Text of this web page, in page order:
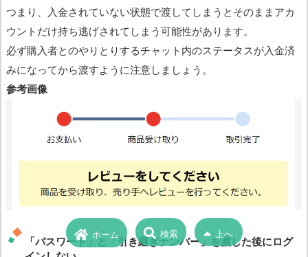
つまり、入金されていない状態で渡してしまうとそのままアカ
ウントだけ持ち逃げされてしまう可能性があります。
必ず購入者とのやりとりするチャット内のステータスが入金済
みになってから渡すように注意しましょう。
参考画像
「パスワード」と「引き継ぎナンバー」を渡した後にログ
ホーム 検索 上へ